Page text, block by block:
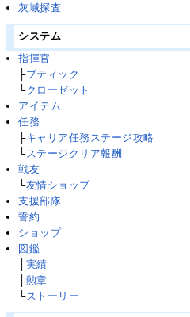
灰域探査
システム
指揮官
├ブティック
└クローゼット
アイテム
任務
├キャリア任務ステージ攻略
└ステージクリア報酬
戦友
└友情ショップ
支援部隊
誓約
ショップ
図鑑
├実績
├勲章
└ストーリー